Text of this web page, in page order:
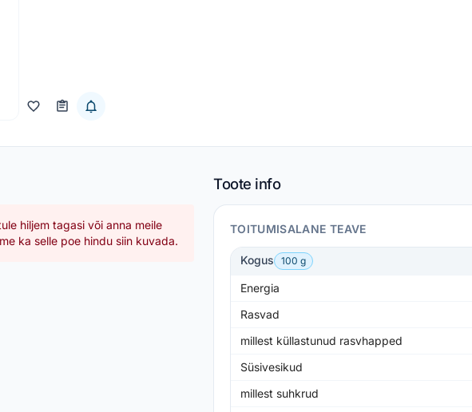
hiljem tagasi või anna meile
ka selle poe hindu siin kuvada.
Toote info
TOITUMISALANE TEAVE
Kogus 100 g
Energia
Rasvad
millest küllastunud rasvhapped
Süsivesikud
millest suhkrud